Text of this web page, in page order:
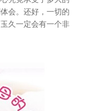
会。还好，一切的
久一定会有一个非